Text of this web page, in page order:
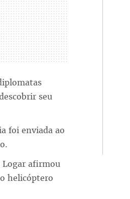
seu
foi enviada ao
Logar afirmou
helicóptero